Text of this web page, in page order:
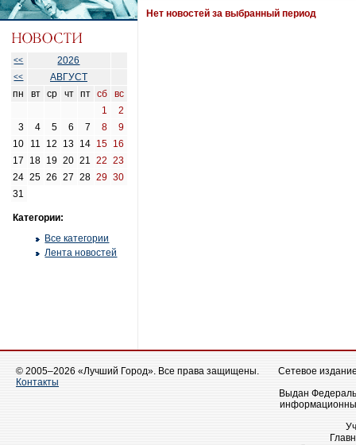
<< 2026
<<
АВГУСТ
пн
вт ср чт пт сб
вс
1
2
3
4 5 6 7 8
9
10
11 12 13 14 15 16
17
18 19 20 21 22
23
24 25 26 27 28 29 30
31
Категории:
Все категории
Лента новостей
Нет новостей за выбранный период
© 2005–2026 «Лучший Город». Все права защищены.
Контакты
Сетевое
Выдан